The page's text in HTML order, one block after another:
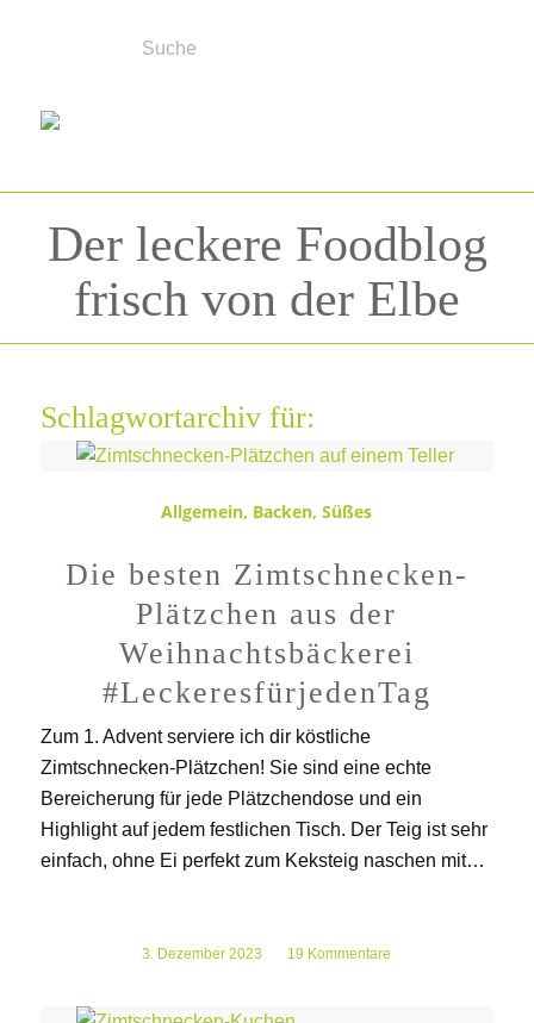
Der leckere Foodblog
frisch von der Elbe
Schlagwortarchiv für:
Zimtschnecken
Allgemein, Backen,Süßes
Die besten Zimtschnecken-
Plätzchen aus der
Weihnachtsbäckerei
#LeckeresfürjedenTag
Zum 1. Advent serviere ich dir köstliche
Zimtschnecken-Plätzchen! Sie sind eine echte
Bereicherung für jede Plätzchendose und ein
Highlight auf jedem festlichen Tisch. Der Teig ist sehr
einfach, ohne Ei perfekt zum Keksteig naschen mit…
3. Dezember 2023
/ 19 Kommentare